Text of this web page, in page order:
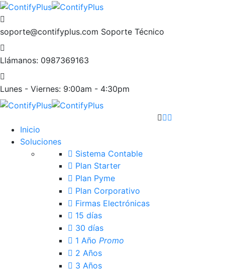
soporte@contifyplus.com Soporte Técnico
Llámanos: 0987369163
Lunes - Viernes: 9:00am - 4:30pm
Inicio
Soluciones
Sistema Contable
Plan Starter
Plan Pyme
Plan Corporativo
Firmas Electrónicas
15 días
30 días
1 Año Promo
2 Años
3 Años